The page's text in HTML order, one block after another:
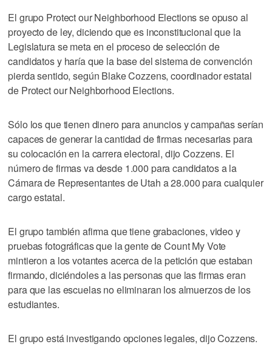
El grupo Protect our Neighborhood Elections se opuso al
proyecto de ley, diciendo que es inconstitucional que la
Legislatura se meta en el proceso de selección de
candidatos y haría que la base del sistema de convención
pierda sentido, según Blake Cozzens, coordinador estatal
de Protect our Neighborhood Elections.
Sólo los que tienen dinero para anuncios y campañas serían
capaces de generar la cantidad de firmas necesarias para
su colocación en la carrera electoral, dijo Cozzens. El
número de firmas va desde 1.000 para candidatos a la
Cámara de Representantes de Utah a 28.000 para cualquier
cargo estatal.
El grupo también afirma que tiene grabaciones, video y
pruebas fotográficas que la gente de Count My Vote
mintieron a los votantes acerca de la petición que estaban
firmando, diciéndoles a las personas que las firmas eran
para que las escuelas no eliminaran los almuerzos de los
estudiantes.
El grupo está investigando opciones legales, dijo Cozzens.